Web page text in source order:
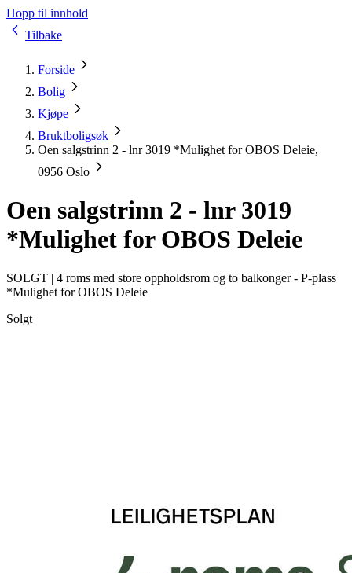
Hopp til innhold
Tilbake
Forside
Bolig
Kjøpe
Bruktboligsøk
Oen salgstrinn 2 - lnr 3019 *Mulighet for OBOS Deleie,
0956 Oslo
Oen salgstrinn 2 - lnr 3019
*Mulighet for OBOS Deleie
SOLGT | 4 roms med store oppholdsrom og to balkonger - P-plass
*Mulighet for OBOS Deleie
Solgt